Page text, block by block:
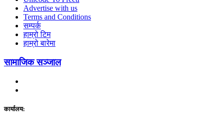
Advertise with us
Terms and Conditions
सम्पर्क
हाम्रो टिम
हाम्रो बारेमा
सामाजिक सञ्जाल
कार्यालय: